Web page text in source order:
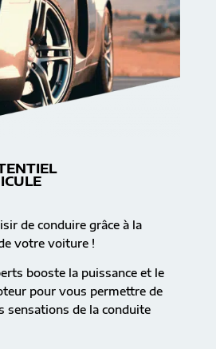
de conduire grâce à la
votre voiture !
booste la puissance et le
pour vous permettre de
sensations de la conduite